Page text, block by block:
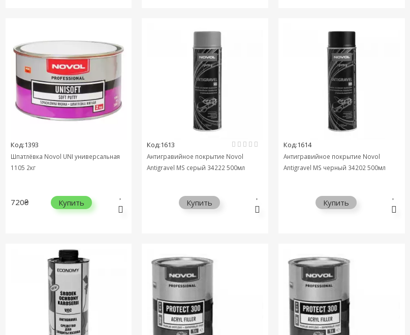
Код:1393
Шпатлёвка Novol UNI универсальная
1105 2кг
720₴ Купить
Код:1613
Антигравийное покрытие Novol
Antigravel MS серый 34222 500мл
Купить
Код:1614
Антигравийное покрытие Novol
Antigravel MS черный 34202 500мл
Купить